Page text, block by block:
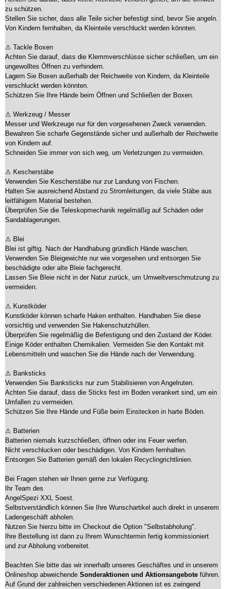
zu schützen.
Stellen Sie sicher, dass alle Teile sicher befestigt sind, bevor Sie angeln.
Von Kindern fernhalten, da Kleinteile verschluckt werden könnten.
⚠ Tackle Boxen
Achten Sie darauf, dass die Klemmverschlüsse sicher schließen, um ein
ungewolltes Öffnen zu verhindern.
Lagern Sie Boxen außerhalb der Reichweite von Kindern, da Kleinteile
verschluckt werden könnten.
Schützen Sie Ihre Hände beim Öffnen und Schließen der Boxen.
⚠ Werkzeug / Messer
Messer und Werkzeuge nur für den vorgesehenen Zweck verwenden.
Bewahren Sie scharfe Gegenstände sicher und außerhalb der Reichweite
von Kindern auf.
Schneiden Sie immer von sich weg, um Verletzungen zu vermeiden.
⚠ Kescherstäbe
Verwenden Sie Kescherstäbe nur zur Landung von Fischen.
Halten Sie ausreichend Abstand zu Stromleitungen, da viele Stäbe aus
leitfähigem Material bestehen.
Überprüfen Sie die Teleskopmechanik regelmäßig auf Schäden oder
Sandablagerungen.
⚠ Blei
Blei ist giftig. Nach der Handhabung gründlich Hände waschen.
Verwenden Sie Bleigewichte nur wie vorgesehen und entsorgen Sie
beschädigte oder alte Bleie fachgerecht.
Lassen Sie Bleie nicht in der Natur zurück, um Umweltverschmutzung zu
vermeiden.
⚠ Kunstköder
Kunstköder können scharfe Haken enthalten. Handhaben Sie diese
vorsichtig und verwenden Sie Hakenschutzhüllen.
Überprüfen Sie regelmäßig die Befestigung und den Zustand der Köder.
Einige Köder enthalten Chemikalien. Vermeiden Sie den Kontakt mit
Lebensmitteln und waschen Sie die Hände nach der Verwendung.
⚠ Banksticks
Verwenden Sie Banksticks nur zum Stabilisieren von Angelruten.
Achten Sie darauf, dass die Sticks fest im Boden verankert sind, um ein
Umfallen zu vermeiden.
Schützen Sie Ihre Hände und Füße beim Einstecken in harte Böden.
⚠ Batterien
Batterien niemals kurzschließen, öffnen oder ins Feuer werfen.
Nicht verschlucken oder beschädigen. Von Kindern fernhalten.
Entsorgen Sie Batterien gemäß den lokalen Recyclingrichtlinien.
Bei Fragen stehen wir Ihnen gerne zur Verfügung.
Ihr Team des
AngelSpezi XXL Soest.
Selbstverständlich können Sie Ihre Wunschartikel auch direkt in unserem
Ladengeschäft abholen.
Nutzen Sie hierzu bitte im Checkout die Option "Selbstabholung".
Ihre Bestellung ist dann zu Ihrem Wunschtermin fertig kommissioniert
und zur Abholung vorbereitet.
Beachten Sie bitte das wir innerhalb unseres Geschäftes und in unserem
Onlineshop abweichende Sonderaktionen und Aktionsangebote führen.
Auf Grund der zahlreichen verschiedenen Aktionen ist es zwingend